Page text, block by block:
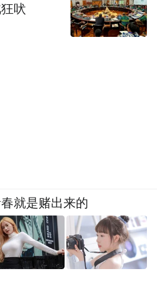
吠
就是赌出来的